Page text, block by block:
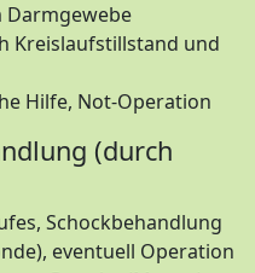
Darmgewebe
Kreislaufstillstand und
Hilfe, Not-Operation
(durch
Schockbehandlung
eventuell Operation